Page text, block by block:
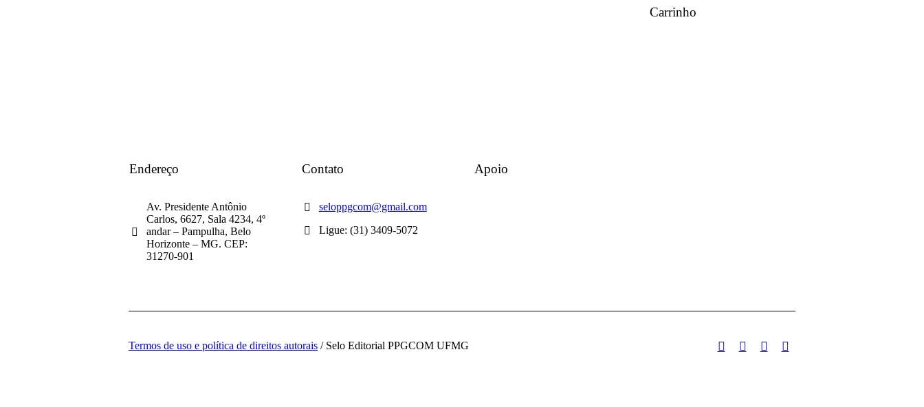
Carrinho
Endereço
Av. Presidente Antônio
Carlos, 6627, Sala 4234, 4º
andar – Pampulha, Belo
Horizonte – MG. CEP:
31270-901
Contato
seloppgcom@gmail.com
Ligue: (31) 3409-5072
Apoio
Termos de uso e política de direitos autorais / Selo Editorial PPGCOM UFMG